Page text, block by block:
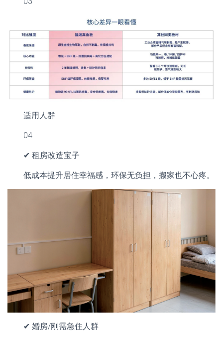
适用人群
04
✔ 租房改造宝子
低成本提升居住幸福感，环保无负担，搬家也不心疼。
✔ 婚房/刚需急住人群